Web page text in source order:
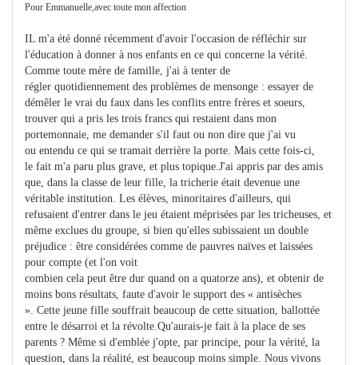
Pour Emmanuelle,avec toute mon affection
IL m'a été donné récemment d'avoir l'occasion de réfléchir sur
l'éducation à donner à nos enfants en ce qui concerne la vérité.
Comme toute mère de famille, j'ai à tenter de
régler quotidiennement des problèmes de mensonge : essayer de
démêler le vrai du faux dans les conflits entre frères et soeurs,
trouver qui a pris les trois francs qui restaient dans mon
portemonnaie, me demander s'il faut ou non dire que j'ai vu
ou entendu ce qui se tramait derrière la porte. Mais cette fois-ci,
le fait m'a paru plus grave, et plus topique.J'ai appris par des amis
que, dans la classe de leur fille, la tricherie était devenue une
véritable institution. Les élèves, minoritaires d'ailleurs, qui
refusaient d'entrer dans le jeu étaient méprisées par les tricheuses, et
même exclues du groupe, si bien qu'elles subissaient un double
préjudice : être considérées comme de pauvres naïves et laissées
pour compte (et l'on voit
combien cela peut être dur quand on a quatorze ans), et obtenir de
moins bons résultats, faute d'avoir le support des « antisèches
». Cette jeune fille souffrait beaucoup de cette situation, ballottée
entre le désarroi et la révolte.Qu'aurais-je fait à la place de ses
parents ? Même si d'emblée j'opte, par principe, pour la vérité, la
question, dans la réalité, est beaucoup moins simple. Nous vivons